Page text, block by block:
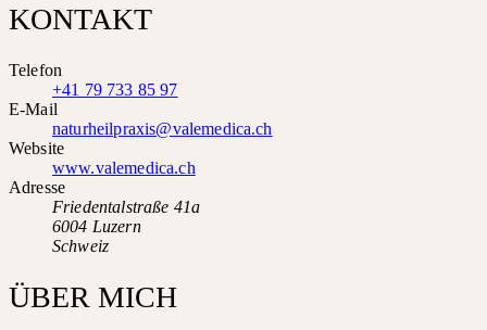
KONTAKT
Telefon
+41 79 733 85 97
E-Mail
naturheilpraxis@valemedica.ch
Website
www.valemedica.ch
Adresse
Friedentalstraße 41a
6004 Luzern
Schweiz
ÜBER MICH